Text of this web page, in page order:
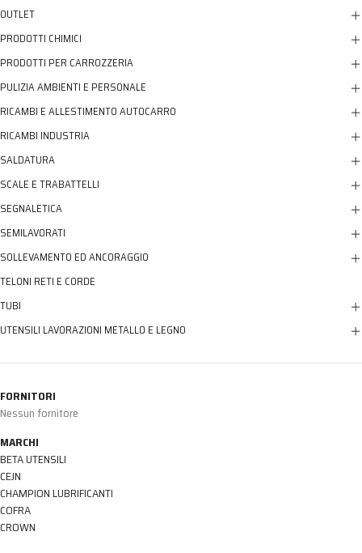
OUTLET
PRODOTTI CHIMICI
PRODOTTI PER CARROZZERIA
PULIZIA AMBIENTI E PERSONALE
RICAMBI E ALLESTIMENTO AUTOCARRO
RICAMBI INDUSTRIA
SALDATURA
SCALE E TRABATTELLI
SEGNALETICA
SEMILAVORATI
SOLLEVAMENTO ED ANCORAGGIO
TELONI RETI E CORDE
TUBI
UTENSILI LAVORAZIONI METALLO E LEGNO
FORNITORI
Nessun fornitore
MARCHI
BETA UTENSILI
CEJN
CHAMPION LUBRIFICANTI
COFRA
CROWN